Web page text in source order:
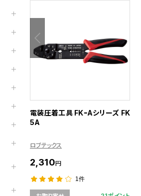
電装圧着工具 FKｰAシリーズ FK
5A
ロブテックス
2,310円
1件